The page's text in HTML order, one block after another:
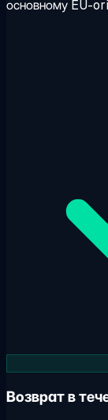
основному EU-
Возврат в